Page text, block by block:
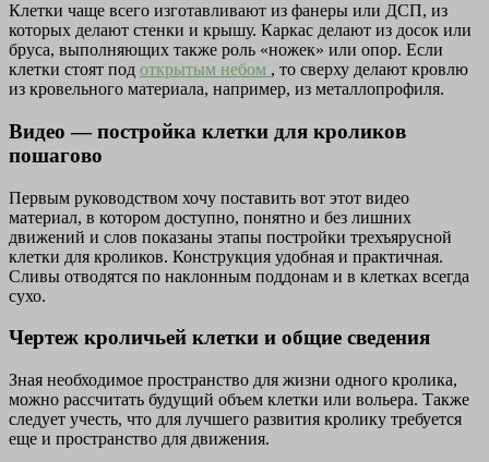
Клетки чаще всего изготавливают из фанеры или ДСП, из
которых делают стенки и крышу. Каркас делают из досок или
бруса, выполняющих также роль «ножек» или опор. Если
клетки стоят под открытым небом , то сверху делают кровлю
из кровельного материала, например, из металлопрофиля.
Видео — постройка клетки для кроликов
пошагово
Первым руководством хочу поставить вот этот видео
материал, в котором доступно, понятно и без лишних
движений и слов показаны этапы постройки трехъярусной
клетки для кроликов. Конструкция удобная и практичная.
Сливы отводятся по наклонным поддонам и в клетках всегда
сухо.
Чертеж кроличьей клетки и общие сведения
Зная необходимое пространство для жизни одного кролика,
можно рассчитать будущий объем клетки или вольера. Также
следует учесть, что для лучшего развития кролику требуется
еще и пространство для движения.